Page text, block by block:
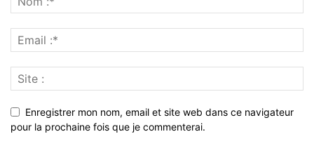
Enregistrer mon nom, email et site web dans ce navigateur
pour la prochaine fois que je commenterai.